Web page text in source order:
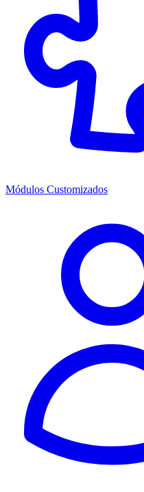
Módulos Customizados